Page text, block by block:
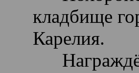
кладбище
Карелия.